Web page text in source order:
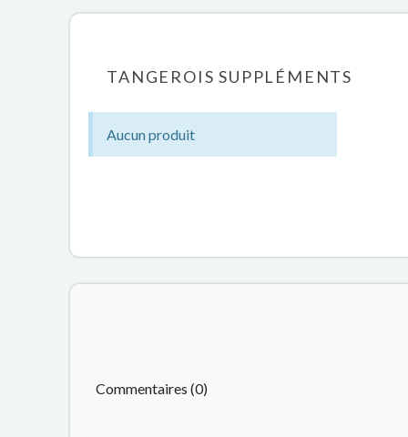
TANGEROIS SUPPLÉMENTS
Aucun produit
Commentaires (0)